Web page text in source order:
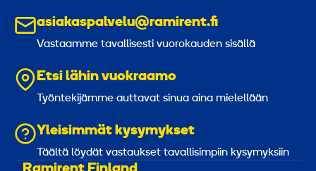
asiakaspalvelu@ramirent.fi
Vastaamme tavallisesti vuorokauden sisällä
Etsi lähin vuokraamo
Työntekijämme auttavat sinua aina mielellään
Yleisimmät kysymykset
Täältä löydät vastaukset tavallisimpiin kysymyksiin